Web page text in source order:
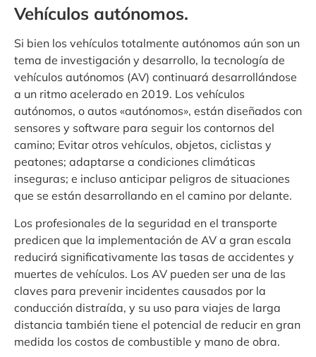
Vehículos autónomos.
Si bien los vehículos totalmente autónomos aún son un
tema de investigación y desarrollo, la tecnología de
vehículos autónomos (AV) continuará desarrollándose
a un ritmo acelerado en 2019. Los vehículos
autónomos, o autos «autónomos», están diseñados con
sensores y software para seguir los contornos del
camino; Evitar otros vehículos, objetos, ciclistas y
peatones; adaptarse a condiciones climáticas
inseguras; e incluso anticipar peligros de situaciones
que se están desarrollando en el camino por delante.
Los profesionales de la seguridad en el transporte
predicen que la implementación de AV a gran escala
reducirá significativamente las tasas de accidentes y
muertes de vehículos. Los AV pueden ser una de las
claves para prevenir incidentes causados ​​por la
conducción distraída, y su uso para viajes de larga
distancia también tiene el potencial de reducir en gran
medida los costos de combustible y mano de obra.